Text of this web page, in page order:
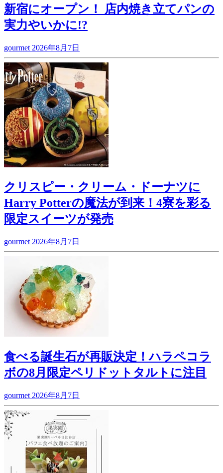
新宿にオープン！ 店内焼き立てパンの
実力やいかに!?
gourmet 2026年8月7日
クリスピー・クリーム・ドーナツに
Harry Potterの魔法が到来！4寮を彩る
限定スイーツが発売
gourmet 2026年8月7日
食べる誕生石が再販決定！ハラペコラ
ボの8月限定ペリドットタルトに注目
gourmet 2026年8月7日